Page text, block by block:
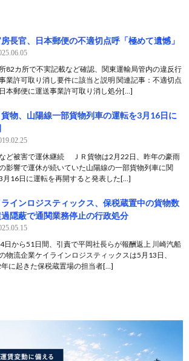
長官、日本郵便の不適切点呼「極めて遺憾」
82カ所で不実記載など確認、関東運輸局管内の違反行
業許可取り消し要件に該当と説明 関連記事：不適切点
本郵便に運送事業許可取り消し処分[…]
貨物、山陽線一部貨物列車の運転を3月16日に
ど被害で運休継続 ＪＲ貨物は2月22日、昨年の豪雨
影響で運休が続いていた山陽線の一部貨物列車に関
月16日に運転を再開すると発表した[…]
インロジスティックス、保税蔵置中の貨物数
隠蔽で通関業務停止の行政処分
日から51日間、引責で平岡社長らが報酬返上 川崎汽船
物流企業ケイラインロジスティックスは5月13日、
に起きた保税蔵置場の担当者[…]